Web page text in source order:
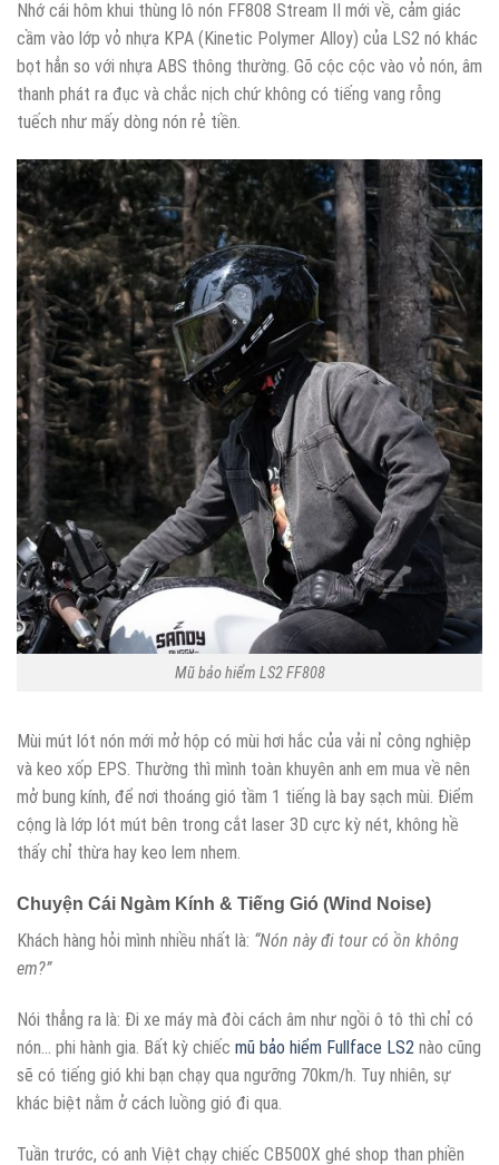
Nhớ cái hôm khui thùng lô nón FF808 Stream II mới về, cảm giác
cầm vào lớp vỏ nhựa KPA (Kinetic Polymer Alloy) của LS2 nó khác
bọt hẳn so với nhựa ABS thông thường. Gõ cộc cộc vào vỏ nón, âm
thanh phát ra đục và chắc nịch chứ không có tiếng vang rỗng
tuếch như mấy dòng nón rẻ tiền.
Mũ bảo hiểm LS2 FF808
Mùi mút lót nón mới mở hộp có mùi hơi hắc của vải nỉ công nghiệp
và keo xốp EPS. Thường thì mình toàn khuyên anh em mua về nên
mở bung kính, để nơi thoáng gió tầm 1 tiếng là bay sạch mùi. Điểm
cộng là lớp lót mút bên trong cắt laser 3D cực kỳ nét, không hề
thấy chỉ thừa hay keo lem nhem.
Chuyện Cái Ngàm Kính & Tiếng Gió (Wind Noise)
Khách hàng hỏi mình nhiều nhất là: “Nón này đi tour có ồn không
em?”
Nói thẳng ra là: Đi xe máy mà đòi cách âm như ngồi ô tô thì chỉ có
nón… phi hành gia. Bất kỳ chiếc mũ bảo hiểm Fullface LS2 nào cũng
sẽ có tiếng gió khi bạn chạy qua ngưỡng 70km/h. Tuy nhiên, sự
khác biệt nằm ở cách luồng gió đi qua.
Tuần trước, có anh Việt chạy chiếc CB500X ghé shop than phiền